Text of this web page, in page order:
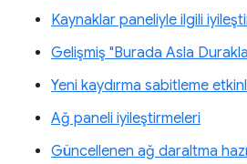
Kaynaklar paneliyle ilgili
Gelişmiş "Burada Asla
Yeni kaydırma sabitleme
Ağ paneli iyileştirmeleri
Güncellenen ağ daraltma